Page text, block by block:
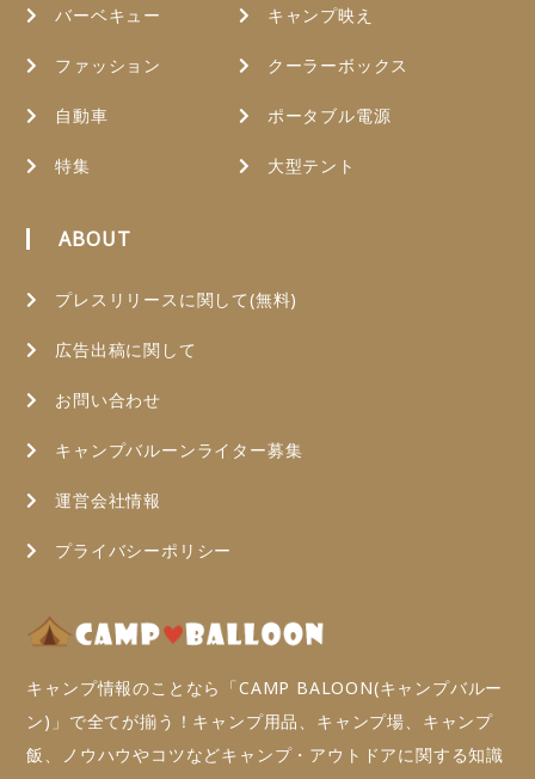
バーベキュー
ファッション
自動車
特集
キャンプ映え
クーラーボックス
ポータブル電源
大型テント
ABOUT
プレスリリースに関して(無料)
広告出稿に関して
お問い合わせ
キャンプバルーンライター募集
運営会社情報
プライバシーポリシー
キャンプ情報のことなら「CAMP BALOON(キャンプバルー
ン)」で全てが揃う！キャンプ用品、キャンプ場、キャンプ
飯、ノウハウやコツなどキャンプ・アウトドアに関する知識